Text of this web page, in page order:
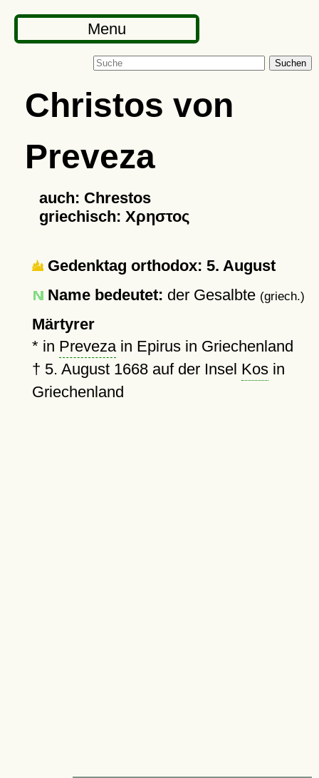
Menu
Suchen
Christos von
Preveza
auch: Chrestos
griechisch: Χρηστος
Gedenktag orthodox: 5. August
Name bedeutet: der Gesalbte (griech.)
Märtyrer
* in Prevezain Epirus in Griechenland
† 5. August 1668auf der Insel Kosin
Griechenland